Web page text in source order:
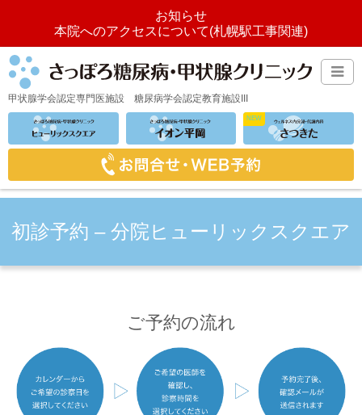
お知らせ
本院へのアクセスについて(札幌駅工事関連)
甲状腺学会認定専門医施設 糖尿病学会認定教育施設III
初診予約 – 分院ヒューリックスクエア
ご予約の流れ